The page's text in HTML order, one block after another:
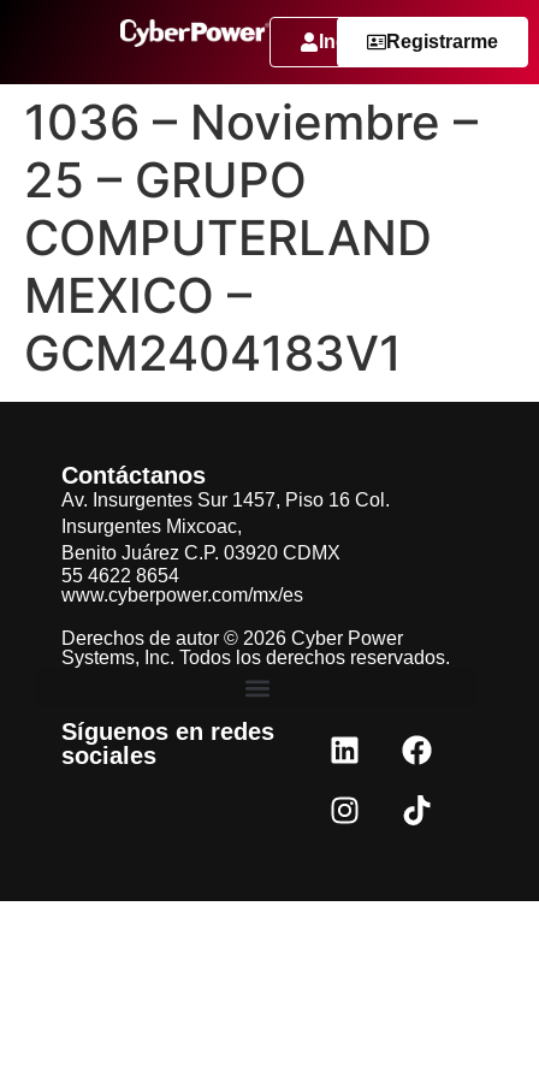
IngresarRegistrarme
1036 – Noviembre –
25 – GRUPO
COMPUTERLAND
MEXICO –
GCM2404183V1
Contáctanos
Av. Insurgentes Sur 1457, Piso 16 Col.
Insurgentes Mixcoac,
Benito Juárez C.P. 03920 CDMX
55 4622 8654
www.cyberpower.com/mx/es
Derechos de autor © 2026 Cyber Power
Systems, Inc. Todos los derechos reservados.
Síguenos en redes
sociales